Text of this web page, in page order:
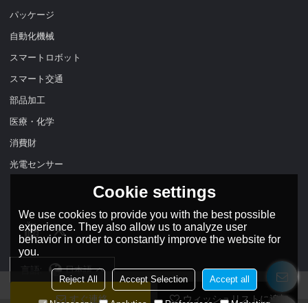
すぐ連絡 ウィッシュリストに追加
パッケージ
自動化機械
スマートロボット
スマート交通
部品加工
医療・化学
消費財
光電センサー
言語: 日本語
Cookie settings
We use cookies to provide you with the best possible
experience. They also allow us to analyze user
behavior in order to constantly improve the website for
you.
Reject All Accept Selection Accept all